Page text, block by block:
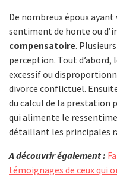
De nombreux époux ayant
sentiment de honte ou
compensatoire.
perception. Tout
excessif ou
divorce conflictuel.
du calcul de la prestation
qui alimente le
détaillant les principales
A découvrir également :
témoignages de ceux qui